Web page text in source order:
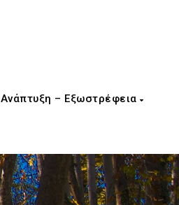
Ανάπτυξη – Εξωστρέφεια